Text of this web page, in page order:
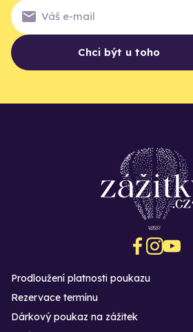
Chci být u toho
Prodloužení platnosti poukazu
Rezervace termínu
Dárkový poukaz na zážitek